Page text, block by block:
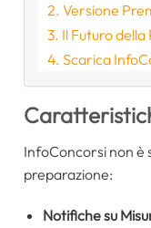
Versione
Il Futuro
Scarica
InfoConcorsi non è
preparazione:
Notifiche su